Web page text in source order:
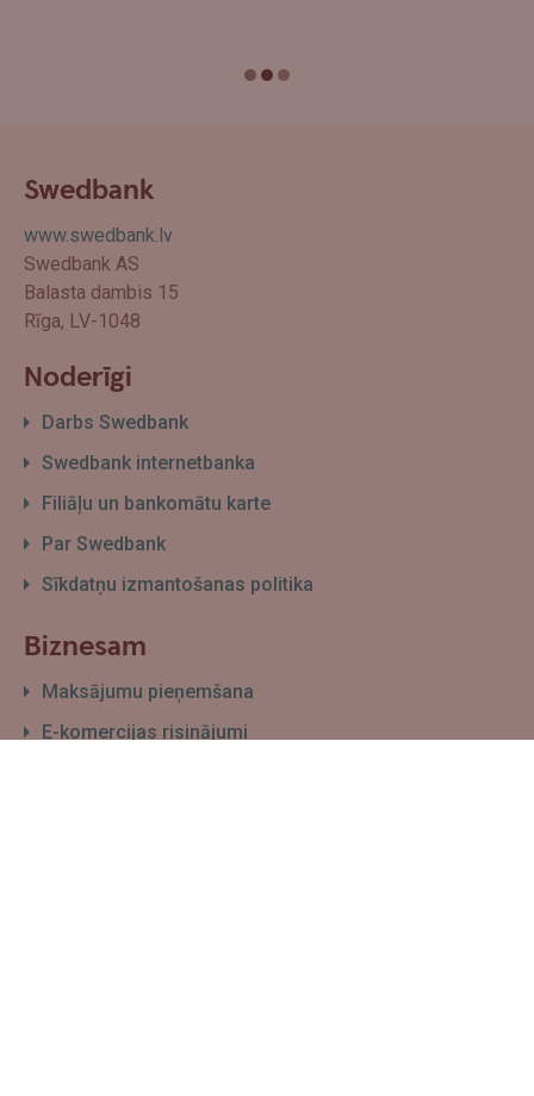
Swedbank
www.swedbank.lv
Swedbank AS
Balasta dambis 15
Rīga, LV-1048
Noderīgi
Darbs Swedbank
Swedbank internetbanka
Filiāļu un bankomātu karte
Par Swedbank
Sīkdatņu izmantošanas politika
Biznesam
Maksājumu pieņemšana
E-komercijas risinājumi